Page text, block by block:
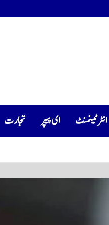
انٹرٹینمنٹ ای پیپر تجارت